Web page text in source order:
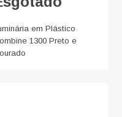
em Plástico
1300 Preto e